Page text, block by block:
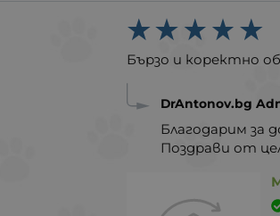
Бързо и коректно
DrAntonov.bg
Благодарим за
Поздрави от